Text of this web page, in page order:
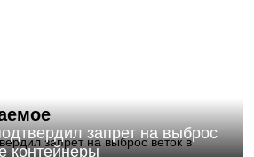
запрет на выброс
контейнеры